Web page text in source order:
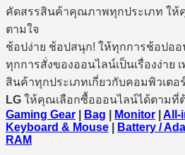
คัดสรรสินค้าคุณภาพทุกประเภท ใ
ตามใจ
ช้อปง่าย ช้อปสนุก! ให้ทุกการช้อปออ
ทุกการสั่งของออนไลน์เป็นเรื่องง่าย
สินค้าทุกประเภทเกี่ยวกับคอมพิวเตอร์
LG ให้คุณเลือกซื้อออนไลน์ได้ตามที่ต้
Gaming Gear
Bag Monitor All-
Keyboard & Mouse
Battery /
RAM